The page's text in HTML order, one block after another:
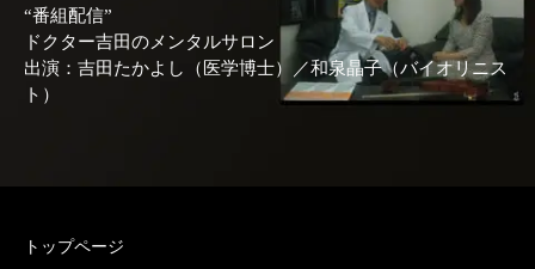
“番組配信”
ドクター吉田のメンタルサロン
出演：吉田たかよし（医学博士）／和泉晶子（バイオリニス
ト）
トップページ